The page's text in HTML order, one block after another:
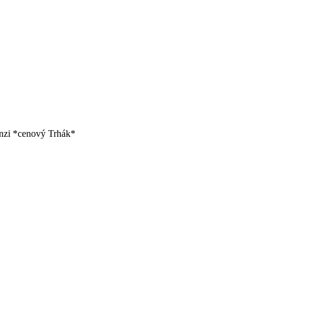
*cenový Trhák*